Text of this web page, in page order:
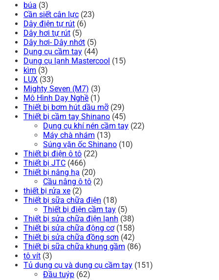
búa (3)
Cần siết cân lực (23)
Dây điện tự rút (6)
Dây hơi tự rút (5)
Dây hơi- Dây nhớt (5)
Dụng cụ cầm tay (44)
Dụng cụ lạnh Mastercool (15)
kìm (3)
LUX (33)
Mighty Seven (M7) (3)
Mô Hình Dạy Nghề (1)
Thiết bị bơm hút dầu mỡ (29)
Thiết bị cầm tay Shinano (45)
Dụng cụ khí nén cầm tay (22)
Máy chà nhám (13)
Súng vặn ốc Shinano (10)
Thiết bị điện ô tô (22)
Thiết bị JTC (466)
Thiết bị nâng hạ (20)
Cầu nâng ô tô (2)
thiết bị rửa xe (2)
Thiết bị sữa chữa điện (18)
Thiết bị điện cầm tay (5)
Thiết bị sửa chữa điện lạnh (38)
Thiết bị sửa chữa động cơ (158)
Thiết bị sửa chữa đồng sơn (42)
Thiết bị sữa chữa khung gầm (86)
tô vít (3)
Tủ dụng cụ và dụng cụ cầm tay (151)
Đầu tuýp (62)